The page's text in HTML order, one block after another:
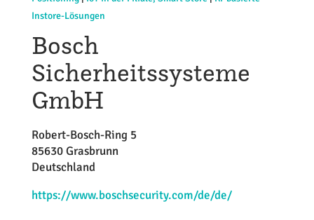
Instore-Lösungen
Bosch
Sicherheitssysteme
GmbH
Robert-Bosch-Ring 5
85630 Grasbrunn
Deutschland
https://www.boschsecurity.com/de/de/